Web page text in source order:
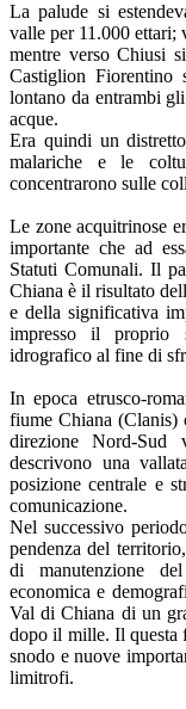
La palude si
valle per 11.000 ettari;
mentre verso Chiusi
Castiglion Fiorentino
lontano da entrambi
acque.
Era quindi un
malariche e le
concentrarono sulle
Le zone acquitrinose
importante che ad
Statuti Comunali. Il
Chiana è il risultato
e della significativa
impresso il proprio
idrografico al fine di
In epoca etrusco-
fiume Chiana (Clanis)
direzione Nord-
descrivono una
posizione centrale e
comunicazione.
Nel successivo
pendenza del
di manutenzione
economica e
Val di Chiana di un
dopo il mille. Il questa
snodo e nuove
limitrofi.